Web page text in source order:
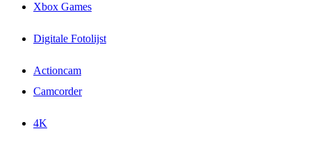
Xbox Games
Digitale Fotolijst
Actioncam
Camcorder
4K